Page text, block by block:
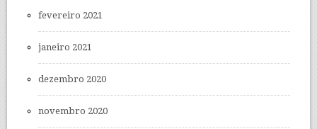
fevereiro 2021
janeiro 2021
dezembro 2020
novembro 2020